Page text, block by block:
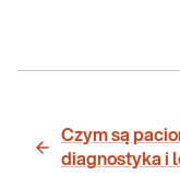
Czym są
diagnostyka i